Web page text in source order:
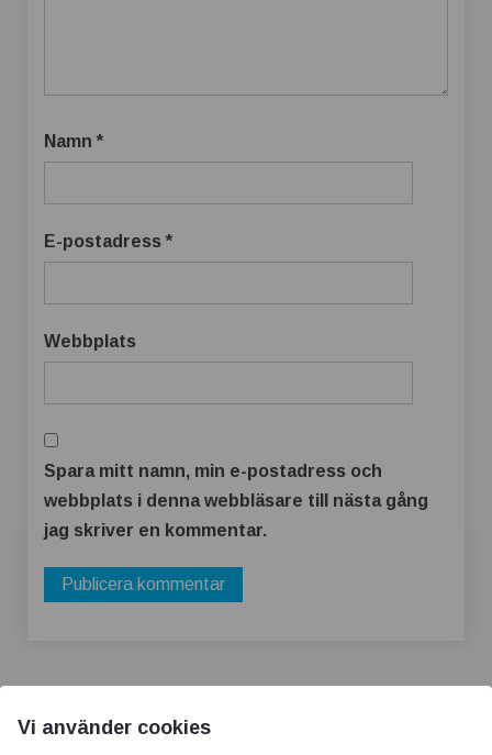
Namn *
E-postadress *
Webbplats
Spara mitt namn, min e-postadress och
webbplats i denna webbläsare till nästa gång
jag skriver en kommentar.
Vi använder cookies